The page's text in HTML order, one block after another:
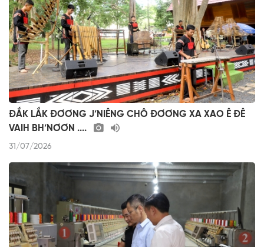
ĐẮK LẮK ĐƠƠNG J’NIÊNG CHÔ ĐƠƠNG XA XAO Ê ĐÊ
VAIH BH’NƠƠN ....
31/07/2026